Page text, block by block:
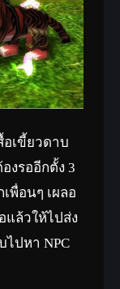
อเขี้ยวดาบ
งรออีกตั้ง 3
พื่อนๆ เผลอ
แล้วให้ไปส่ง
ปหา NPC